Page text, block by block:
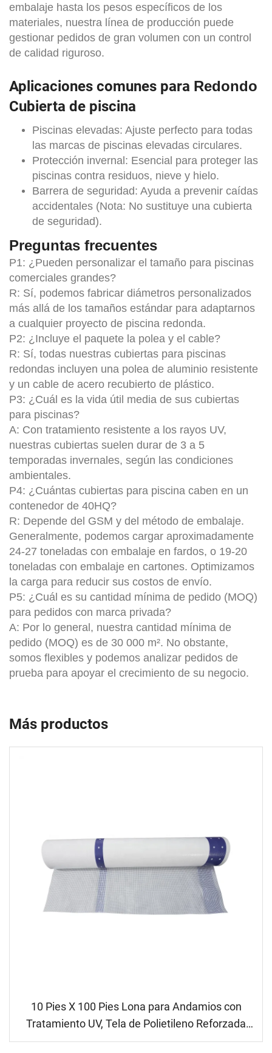
embalaje hasta los pesos específicos de los
materiales, nuestra línea de producción puede
gestionar pedidos de gran volumen con un control
de calidad riguroso.
Aplicaciones comunes para Redondo
Cubierta de piscina
Piscinas elevadas: Ajuste perfecto para todas
las marcas de piscinas elevadas circulares.
Protección invernal: Esencial para proteger las
piscinas contra residuos, nieve y hielo.
Barrera de seguridad: Ayuda a prevenir caídas
accidentales (Nota: No sustituye una cubierta
de seguridad).
Preguntas frecuentes
P1: ¿Pueden personalizar el tamaño para piscinas
comerciales grandes?
R: Sí, podemos fabricar diámetros personalizados
más allá de los tamaños estándar para adaptarnos
a cualquier proyecto de piscina redonda.
P2: ¿Incluye el paquete la polea y el cable?
R: Sí, todas nuestras cubiertas para piscinas
redondas incluyen una polea de aluminio resistente
y un cable de acero recubierto de plástico.
P3: ¿Cuál es la vida útil media de sus cubiertas
para piscinas?
A: Con tratamiento resistente a los rayos UV,
nuestras cubiertas suelen durar de 3 a 5
temporadas invernales, según las condiciones
ambientales.
P4: ¿Cuántas cubiertas para piscina caben en un
contenedor de 40HQ?
R: Depende del GSM y del método de embalaje.
Generalmente, podemos cargar aproximadamente
24-27 toneladas con embalaje en fardos, o 19-20
toneladas con embalaje en cartones. Optimizamos
la carga para reducir sus costos de envío.
P5: ¿Cuál es su cantidad mínima de pedido (MOQ)
para pedidos con marca privada?
A: Por lo general, nuestra cantidad mínima de
pedido (MOQ) es de 30 000 m². No obstante,
somos flexibles y podemos analizar pedidos de
prueba para apoyar el crecimiento de su negocio.
Más productos
10 Pies X 100 Pies Lona para Andamios con
Tratamiento UV, Tela de Polietileno Reforzada
para Protección contra el Clima en Construcción